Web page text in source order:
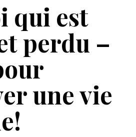
qui est
perdu –
une vie